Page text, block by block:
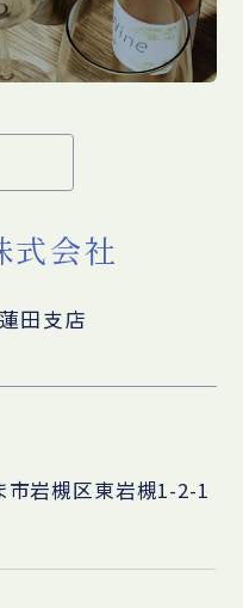
式会社
田支店
岩槻区東岩槻1-2-1